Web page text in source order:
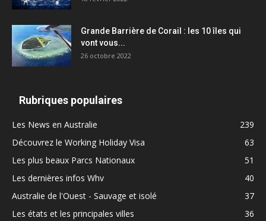
Grande Barrière de Corail : les 10 îles qui
vont vous...
26 octobre 2022
Rubriques populaires
Les News en Australie
239
Découvrez le Working Holiday Visa
63
Les plus beaux Parcs Nationaux
51
Les dernières infos Whv
40
Australie de l'Ouest - Sauvage et isolé
37
Les états et les principales villes
36